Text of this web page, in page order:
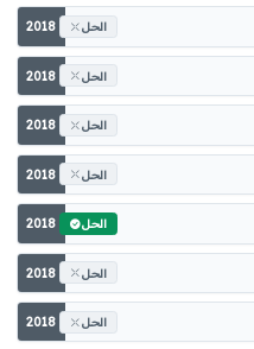
2018 الحل
2018 الحل
2018 الحل
2018 الحل
2018 الحل
2018 الحل
2018 الحل